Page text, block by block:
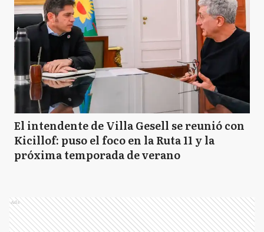
El intendente de Villa Gesell se reunió con
Kicillof: puso el foco en la Ruta 11 y la
próxima temporada de verano
Ads